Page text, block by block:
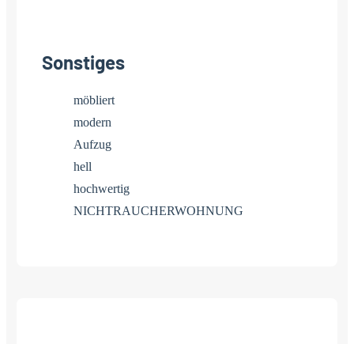
Sonstiges
möbliert
modern
Aufzug
hell
hochwertig
NICHTRAUCHERWOHNUNG